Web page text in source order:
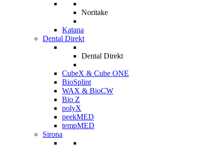
Noritake
Katana
Dental Direkt
Dental Direkt
CubeX & Cube ONE
BioSplint
WAX & BioCW
Bio Z
polyX
peekMED
tempMED
Sirona